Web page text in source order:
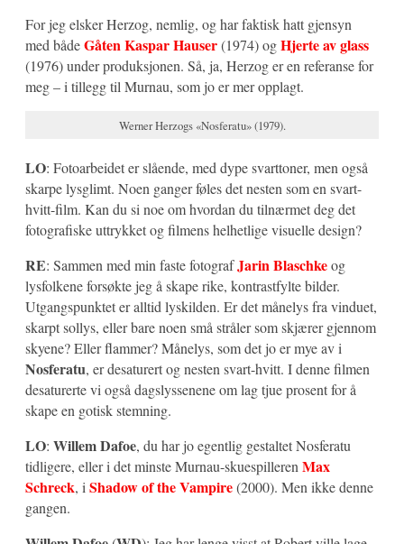
For jeg elsker Herzog, nemlig, og har faktisk hatt gjensyn
med bådeGåten Kaspar Hauser(1974) ogHjerte av glass
(1976) under produksjonen. Så, ja, Herzog er en referanse for
meg – i tillegg til Murnau, som jo er mer opplagt.
Werner Herzogs «Nosferatu» (1979).
LO: Fotoarbeidet er slående, med dype svarttoner, men også
skarpe lysglimt. Noen ganger føles det nesten som en svart-
hvitt-film. Kan du si noe om hvordan du tilnærmet deg det
fotografiske uttrykket og filmens helhetlige visuelle design?
RE: Sammen med min faste fotografJarin Blaschkeog
lysfolkene forsøkte jeg å skape rike, kontrastfylte bilder.
Utgangspunktet er alltid lyskilden. Er det månelys fra vinduet,
skarpt sollys, eller bare noen små stråler som skjærer gjennom
skyene? Eller flammer? Månelys, som det jo er mye av i
Nosferatu, er desaturert og nesten svart-hvitt. I denne filmen
desaturerte vi også dagslyssenene om lag tjue prosent for å
skape en gotisk stemning.
LO: Willem Dafoe, du har jo egentlig gestaltet Nosferatu
tidligere, eller i det minste Murnau-skuespilleren Max
Schreck, i Shadow of the Vampire(2000). Men ikke denne
gangen.